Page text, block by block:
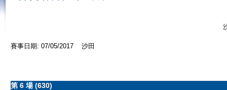
賽事日期: 07/05/2017 沙田
第 6 場 (630)